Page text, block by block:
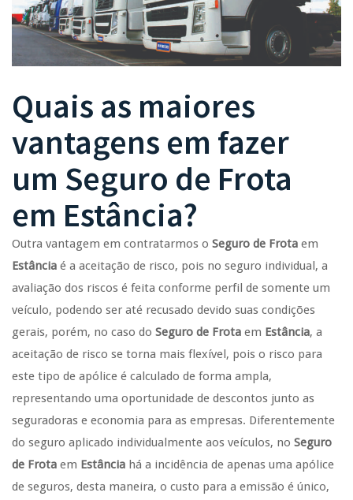
Quais as maiores
vantagens em fazer
um Seguro de Frota
em Estância?
Outra vantagem em contratarmos o Seguro de Frota em
Estância é a aceitação de risco, pois no seguro individual, a
avaliação dos riscos é feita conforme perfil de somente um
veículo, podendo ser até recusado devido suas condições
gerais, porém, no caso do Seguro de Frota em Estância, a
aceitação de risco se torna mais flexível, pois o risco para
este tipo de apólice é calculado de forma ampla,
representando uma oportunidade de descontos junto as
seguradoras e economia para as empresas. Diferentemente
do seguro aplicado individualmente aos veículos, no Seguro
de Frota em Estância há a incidência de apenas uma apólice
de seguros, desta maneira, o custo para a emissão é único,